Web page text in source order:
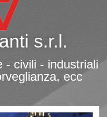
s.r.l.
- civili - industriali
ecc